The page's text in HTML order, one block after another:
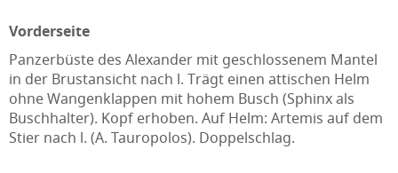
Vorderseite
Panzerbüste des Alexander mit geschlossenem Mantel
in der Brustansicht nach l. Trägt einen attischen Helm
ohne Wangenklappen mit hohem Busch (Sphinx als
Buschhalter). Kopf erhoben. Auf Helm: Artemis auf dem
Stier nach l. (A. Tauropolos). Doppelschlag.